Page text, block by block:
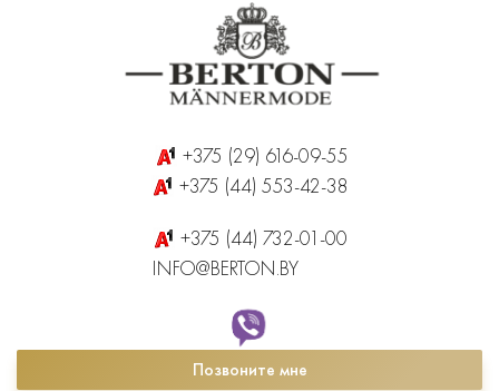
+375 (29) 616-09-55
+375 (44) 553-42-38
+375 (44) 732-01-00
INFO@BERTON.BY
Позвоните мне